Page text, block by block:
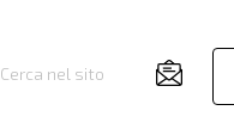
Cerca nel sito